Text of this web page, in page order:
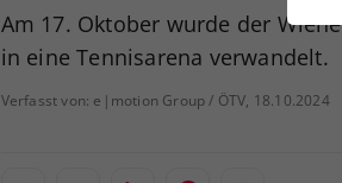
Am 17. Oktober wurde der
in eine Tennisarena verwandelt.
Verfasst von: e|motion Group / ÖTV, 18.10.2024